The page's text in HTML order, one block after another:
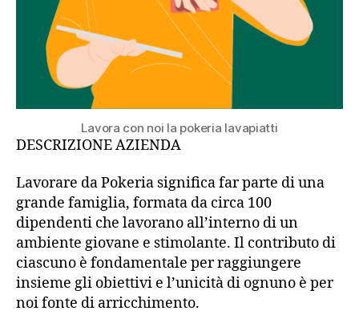
Lavora con noi la pokeria lavapiatti
DESCRIZIONE AZIENDA
Lavorare da Pokeria significa far parte di una
grande famiglia, formata da circa 100
dipendenti che lavorano all’interno di un
ambiente giovane e stimolante. Il contributo di
ciascuno è fondamentale per raggiungere
insieme gli obiettivi e l’unicità di ognuno è per
noi fonte di arricchimento.